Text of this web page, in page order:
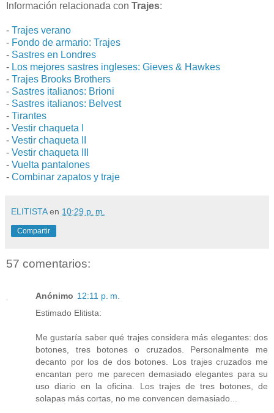
Información relacionada con Trajes:
- Trajes verano
- Fondo de armario: Trajes
- Sastres en Londres
- Los mejores sastres ingleses: Gieves & Hawkes
- Trajes Brooks Brothers
- Sastres italianos: Brioni
- Sastres italianos: Belvest
- Tirantes
- Vestir chaqueta I
- Vestir chaqueta II
- Vestir chaqueta III
- Vuelta pantalones
- Combinar zapatos y traje
ELITISTA en 10:29 p. m.
Compartir
57 comentarios:
Anónimo 12:11 p. m.
Estimado Elitista:
Me gustaría saber qué trajes considera más elegantes: dos
botones, tres botones o cruzados. Personalmente me
decanto por los de dos botones. Los trajes cruzados me
encantan pero me parecen demasiado elegantes para su
uso diario en la oficina. Los trajes de tres botones, de
solapas más cortas, no me convencen demasiado...